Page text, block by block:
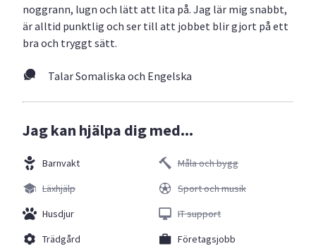
noggrann, lugn och lätt att lita på. Jag lär mig snabbt,
är alltid punktlig och ser till att jobbet blir gjort på ett
bra och tryggt sätt.
Talar Somaliska och Engelska
Jag kan hjälpa dig med...
Barnvakt
Läxhjälp
Husdjur
Trädgård
Måla och bygg
Sport och musik
IT support
Företagsjobb